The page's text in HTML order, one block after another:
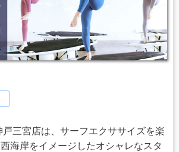
三宮店は、サーフエクササイズを楽
海岸をイメージしたオシャレなスタ